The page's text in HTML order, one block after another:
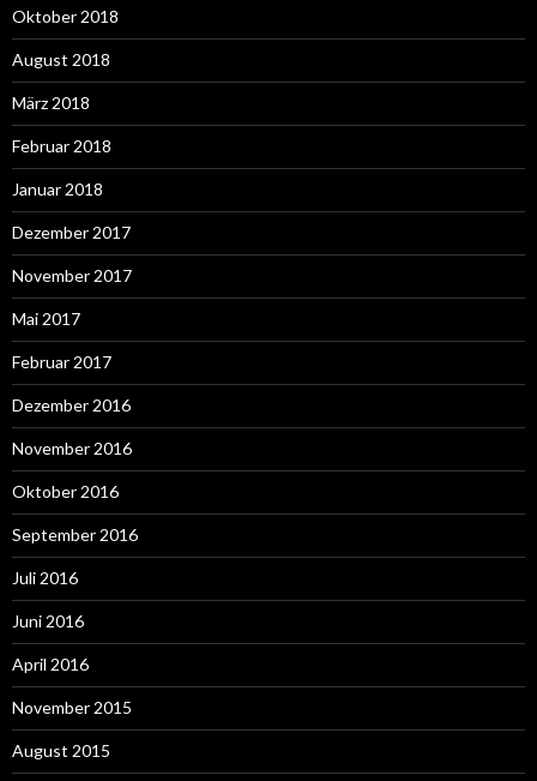
Oktober 2018
August 2018
März 2018
Februar 2018
Januar 2018
Dezember 2017
November 2017
Mai 2017
Februar 2017
Dezember 2016
November 2016
Oktober 2016
September 2016
Juli 2016
Juni 2016
April 2016
November 2015
August 2015